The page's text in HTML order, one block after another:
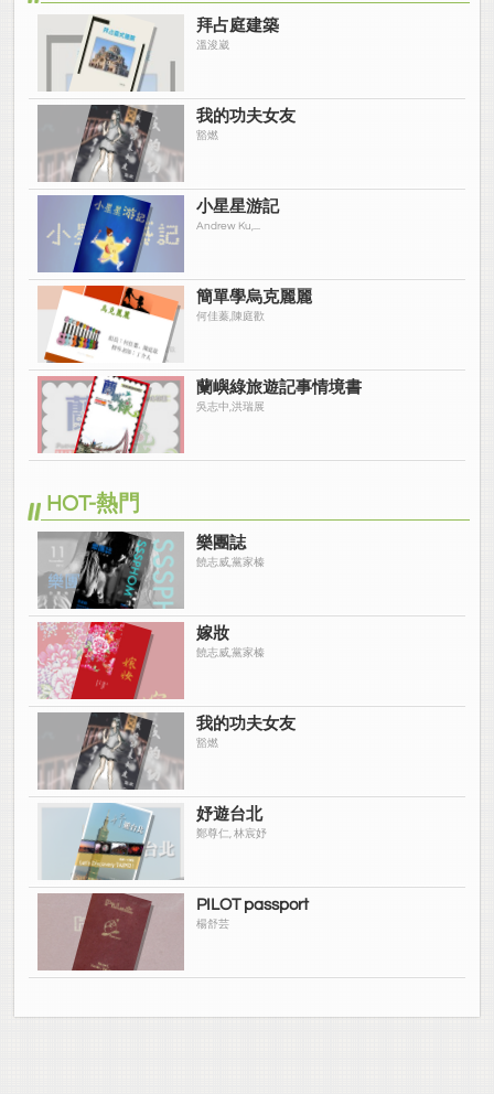
拜占庭建築
溫浚崴
我的功夫女友
豁燃
小星星游記
Andrew Ku,...
簡單學烏克麗麗
何佳蓁,陳庭歡
蘭嶼綠旅遊記事情境書
吳志中,洪瑞展
HOT-熱門
樂團誌
饒志威,黨家榛
嫁妝
饒志威,黨家榛
我的功夫女友
豁燃
妤遊台北
鄭尊仁, 林宸妤
PILOT passport
楊舒芸